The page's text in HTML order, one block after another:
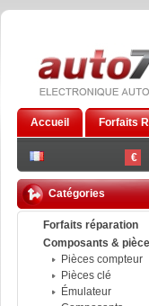
€
Accueil Forfaits
Catégories
Forfaits réparation
Composants &
Pièces compteur
Pièces clé
Émulateur